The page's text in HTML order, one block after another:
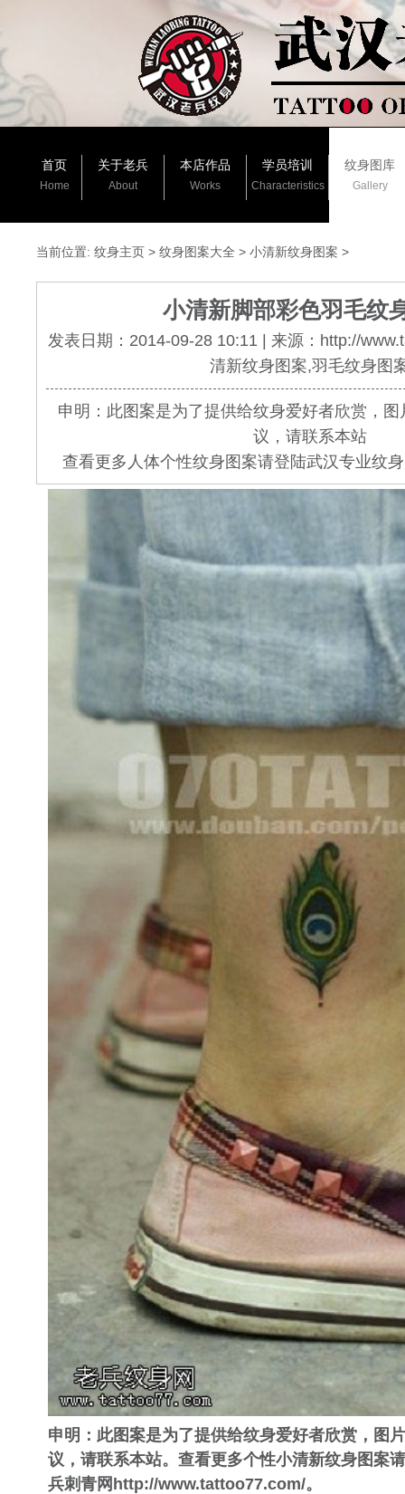
首页
Home
关于老兵
About
本店作品
Works
学员培训
Characteristics
纹身图库
Gallery
当前位置: 纹身主页 > 纹身图案大全 > 小清新纹身图案 >
小清新脚部彩色羽毛纹
发表日期：2014-09-28 10:11 | 来源：http://
清新纹身图案,羽毛纹身图
申明：此图案是为了提供给纹身爱好者欣赏，
议，请联系本站
查看更多人体个性纹身图案请登陆武汉专业纹
申明：此图案是为了提供给纹身爱好者欣赏，图
议，请联系本站。查看更多个性小清新纹身图案
兵刺青网 http://www.tattoo77.com/。